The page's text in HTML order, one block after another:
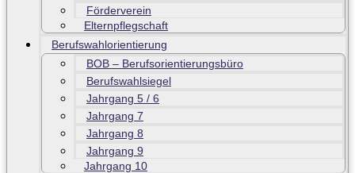
Förderverein
Elternpflegschaft
Berufswahlorientierung
BOB – Berufsorientierungsbüro
Berufswahlsiegel
Jahrgang 5 / 6
Jahrgang 7
Jahrgang 8
Jahrgang 9
Jahrgang 10